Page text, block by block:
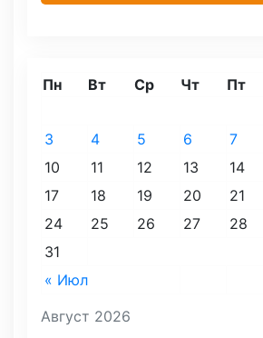
Август 2026
Пн Вт Ср Чт Пт
« Июл
3
4 5 6 7
10
11 12 13 14
17
18 19 20 21
24
25 26 27 28
31